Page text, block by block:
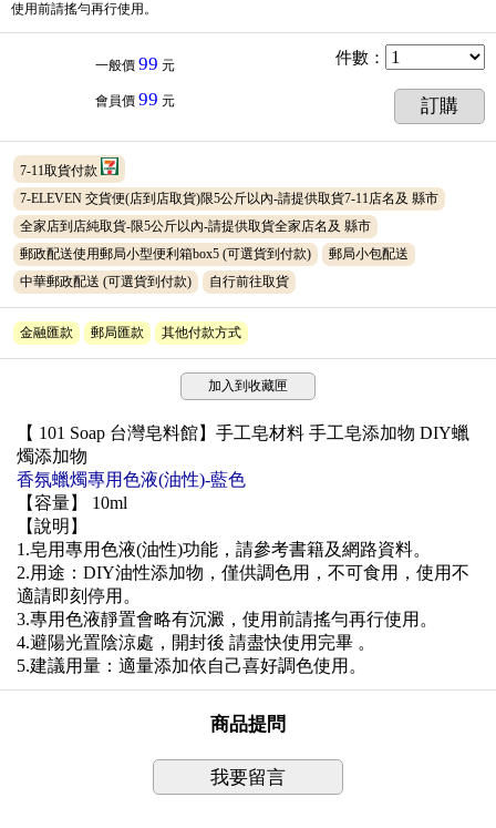
使用前請搖勻再行使用。
一般價 99 元
會員價 99 元
件數 ：
訂購
7-11取貨付款
7-ELEVEN 交貨便(店到店取貨)限5公斤以內-請提供取貨7-11店名及 縣市
全家店到店純取貨-限5公斤以內-請提供取貨全家店名及 縣市
郵政配送使用郵局小型便利箱box5 (可選貨到付款)
郵局小包配送
中華郵政配送 (可選貨到付款) 自行前往取貨
金融匯款 郵局匯款 其他付款方式
加入到收藏匣
【 101 Soap 台灣皂料館】手工皂材料 手工皂添加物 DIY蠟
燭添加物
香氛蠟燭專用色液(油性)-藍色
【容量】 10ml
【說明】
1.皂用專用色液(油性)功能，請參考書籍及網路資料。
2.用途：DIY油性添加物，僅供調色用，不可食用，使用不
適請即刻停用。
3.專用色液靜置會略有沉澱，使用前請搖勻再行使用。
4.避陽光置陰涼處，開封後 請盡快使用完畢 。
5.建議用量：適量添加依自己喜好調色使用。
商品提問
我要留言